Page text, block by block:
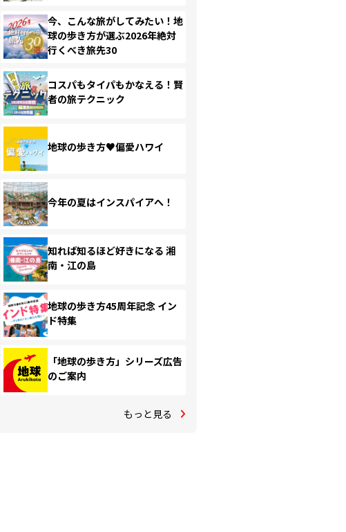
今、こんな旅がしてみたい！地
球の歩き方が選ぶ2026年絶対
行くべき旅先30
コスパもタイパもかなえる！賢
者の旅テクニック
地球の歩き方♥偏愛ハワイ
今年の夏はインスパイアへ！
知れば知るほど好きになる 湘
南・江の島
地球の歩き方45周年記念 イン
ド特集
「地球の歩き方」シリーズ広告
のご案内
もっと見る